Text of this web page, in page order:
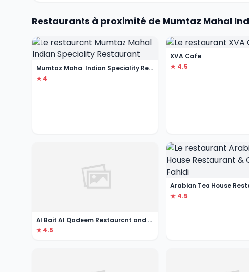
Restaurants à proximité de Mumtaz Mahal
Mumtaz Mahal Indian Speciality Restaurant
★ 4
XVA Cafe
★ 4.5
Al Bait Al Qadeem Restaurant and Cafe
★ 4.5
★ 4.5